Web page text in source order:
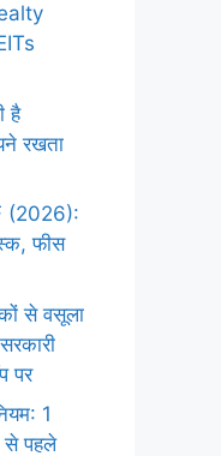
है
रखता
(2026):
फीस
से वसूला
पर
1
से पहले